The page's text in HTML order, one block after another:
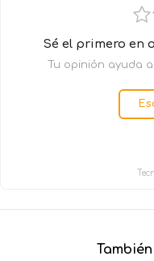
Sé el primero en
Tu opinión ayuda